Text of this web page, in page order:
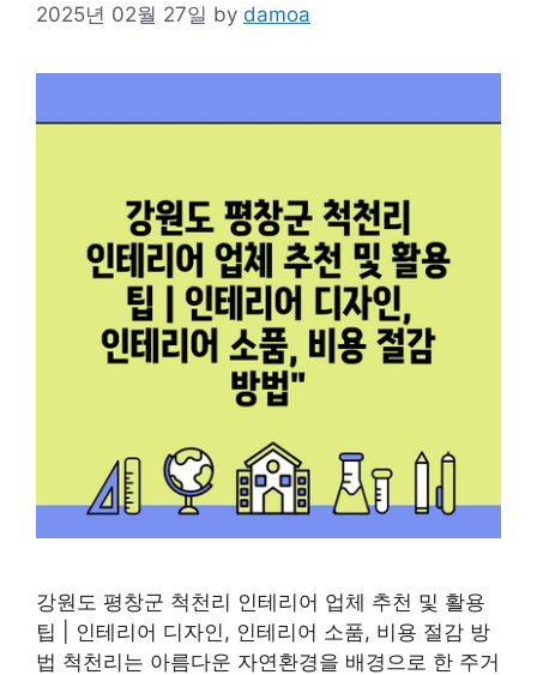
2025년 02월 27일 by damoa
강원도 평창군 척천리 인테리어 업체 추천 및 활용
팁 | 인테리어 디자인, 인테리어 소품, 비용 절감 방
법 척천리는 아름다운 자연환경을 배경으로 한 주거